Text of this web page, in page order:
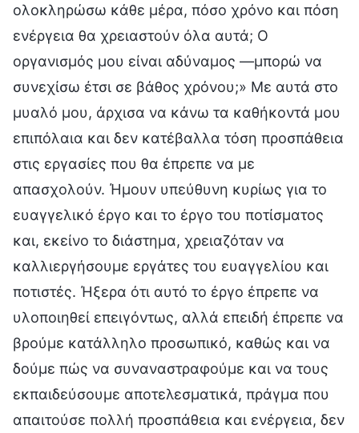
ολοκληρώσω κάθε μέρα, πόσο χρόνο και πόση
ενέργεια θα χρειαστούν όλα αυτά; Ο
οργανισμός μου είναι αδύναμος —μπορώ να
συνεχίσω έτσι σε βάθος χρόνου;» Με αυτά στο
μυαλό μου, άρχισα να κάνω τα καθήκοντά μου
επιπόλαια και δεν κατέβαλλα τόση προσπάθεια
στις εργασίες που θα έπρεπε να με
απασχολούν. Ήμουν υπεύθυνη κυρίως για το
ευαγγελικό έργο και το έργο του ποτίσματος
και, εκείνο το διάστημα, χρειαζόταν να
καλλιεργήσουμε εργάτες του ευαγγελίου και
ποτιστές. Ήξερα ότι αυτό το έργο έπρεπε να
υλοποιηθεί επειγόντως, αλλά επειδή έπρεπε να
βρούμε κατάλληλο προσωπικό, καθώς και να
δούμε πώς να συναναστραφούμε και να τους
εκπαιδεύσουμε αποτελεσματικά, πράγμα που
απαιτούσε πολλή προσπάθεια και ενέργεια, δεν